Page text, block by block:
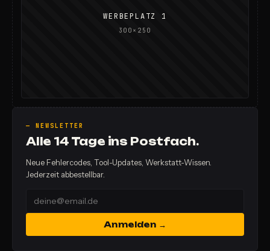
WERBEPLATZ 1
300×250
— NEWSLETTER
Alle 14 Tage ins Postfach.
Neue Fehlercodes, Tool-Updates, Werkstatt-Wissen.
Jederzeit abbestellbar.
Anmelden →